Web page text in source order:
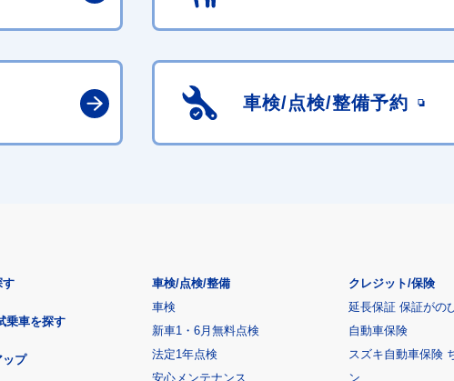
車検/点検/整備予約
す
乗車を探す
ップ
車検/点検/整備
車検
新車1・6月無料点検
法定1年点検
安心メンテナンス
クレジット/保険
延長保証 保証がの
自動車保険
スズキ自動車保険
ン